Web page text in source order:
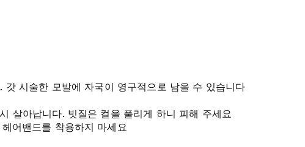
시술한 모발에 자국이 영구적으로 남을 수 있습니다
살아납니다. 빗질은 컬을 풀리게 하니 피해 주세요
어밴드를 착용하지 마세요